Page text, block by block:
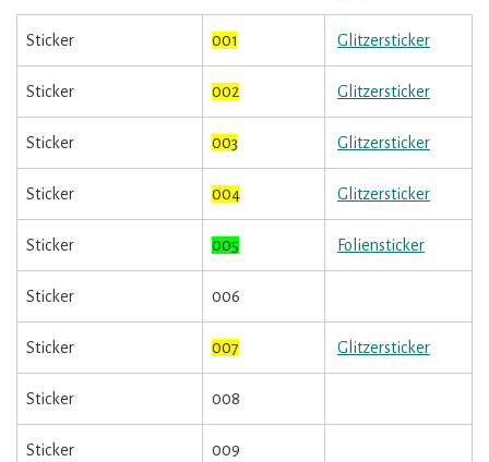
Sticker 001 Glitzersticker
Sticker 002 Glitzersticker
Sticker 003 Glitzersticker
Sticker 004 Glitzersticker
Sticker 005 Foliensticker
Sticker 006
Sticker 007 Glitzersticker
Sticker 008
Sticker 009